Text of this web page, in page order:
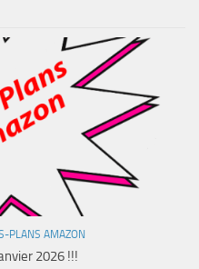
PLANS AMAZON
2026 !!!